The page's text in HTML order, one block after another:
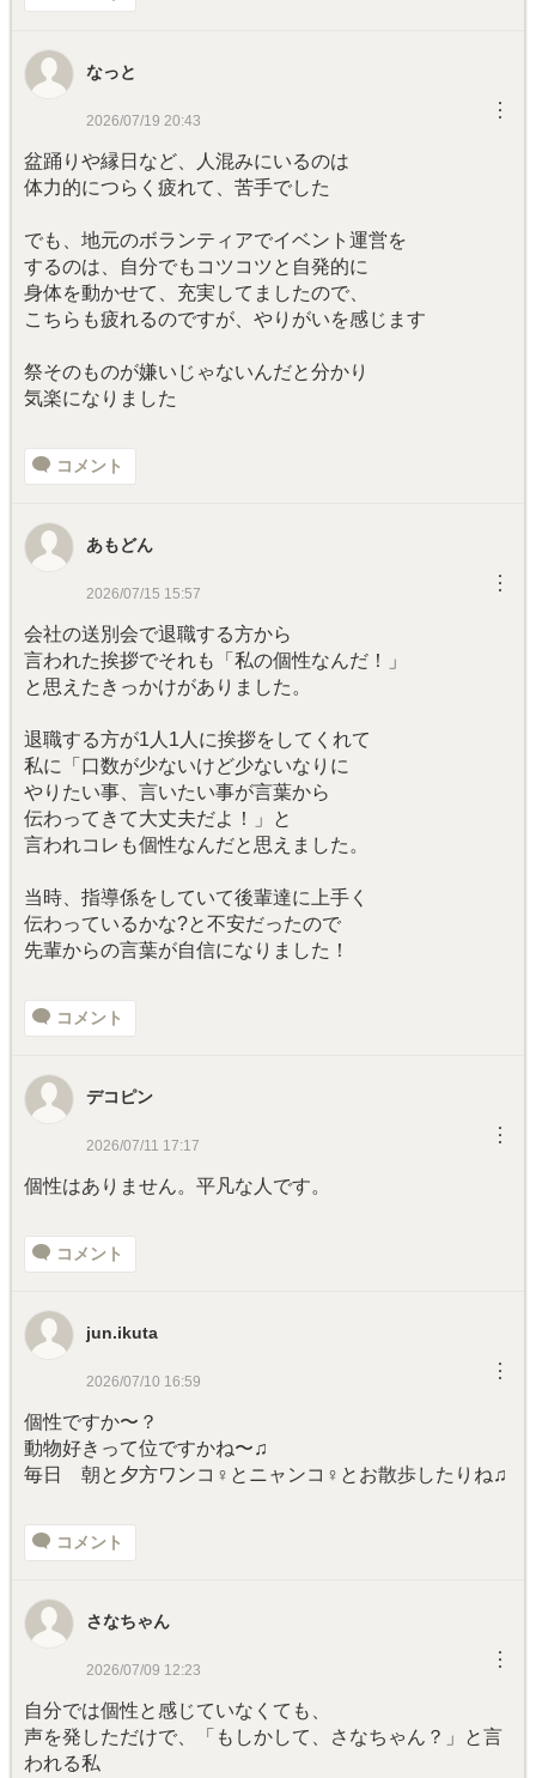
なっと
2026/07/19 20:43 ︙
盆踊りや縁日など、人混みにいるのは
体力的につらく疲れて、苦手でした
でも、地元のボランティアでイベント運営を
するのは、自分でもコツコツと自発的に
身体を動かせて、充実してましたので、
こちらも疲れるのですが、やりがいを感じます
祭そのものが嫌いじゃないんだと分かり
気楽になりました
コメント
あもどん
2026/07/15 15:57 ︙
会社の送別会で退職する方から
言われた挨拶でそれも「私の個性なんだ！」
と思えたきっかけがありました。
退職する方が1人1人に挨拶をしてくれて
私に「口数が少ないけど少ないなりに
やりたい事、言いたい事が言葉から
伝わってきて大丈夫だよ！」と
言われコレも個性なんだと思えました。
当時、指導係をしていて後輩達に上手く
伝わっているかな?と不安だったので
先輩からの言葉が自信になりました！
コメント
デコピン
2026/07/11 17:17 ︙
個性はありません。平凡な人です。
コメント
jun.ikuta
2026/07/10 16:59 ︙
個性ですか〜？
動物好きって位ですかね〜♫
毎日 朝と夕方ワンコ♀とニャンコ♀とお散歩したりね♫
コメント
さなちゃん
2026/07/09 12:23 ︙
自分では個性と感じていなくても、
声を発しただけで、「もしかして、さなちゃん？」と言
われる私